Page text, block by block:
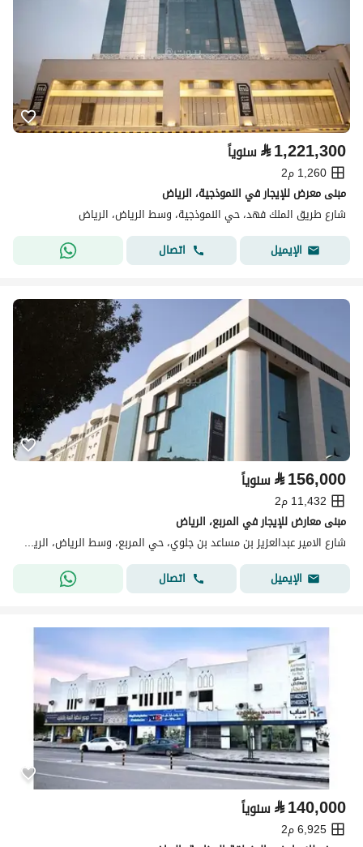
⃁1,221,300 سنوياً
1,260 م2
مبنى معرض للإيجار في النموذجية، الرياض
شارع طريق الملك فهد، حي النموذجية، وسط الرياض، الرياض
الإيميل
اتصال
⃁156,000 سنوياً
11,432 م2
مبنى معارض للإيجار في المربع، الرياض
شارع الامير عبدالعزيز بن مساعد بن جلوي، حي المربع، وسط الرياض، الرياض
الإيميل
اتصال
⃁140,000 سنوياً
6,925 م2